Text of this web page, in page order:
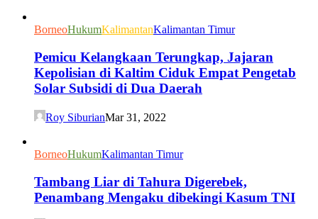
BorneoHukumKalimantanKalimantan Timur
Pemicu Kelangkaan Terungkap, Jajaran
Kepolisian di Kaltim Ciduk Empat Pengetab
Solar Subsidi di Dua Daerah
Roy SiburianMar 31, 2022
BorneoHukumKalimantan Timur
Tambang Liar di Tahura Digerebek,
Penambang Mengaku dibekingi Kasum TNI